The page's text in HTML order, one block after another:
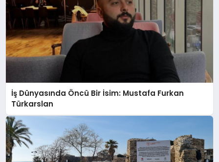
İş Dünyasında Öncü Bir İsim: Mustafa Furkan
Türkarslan